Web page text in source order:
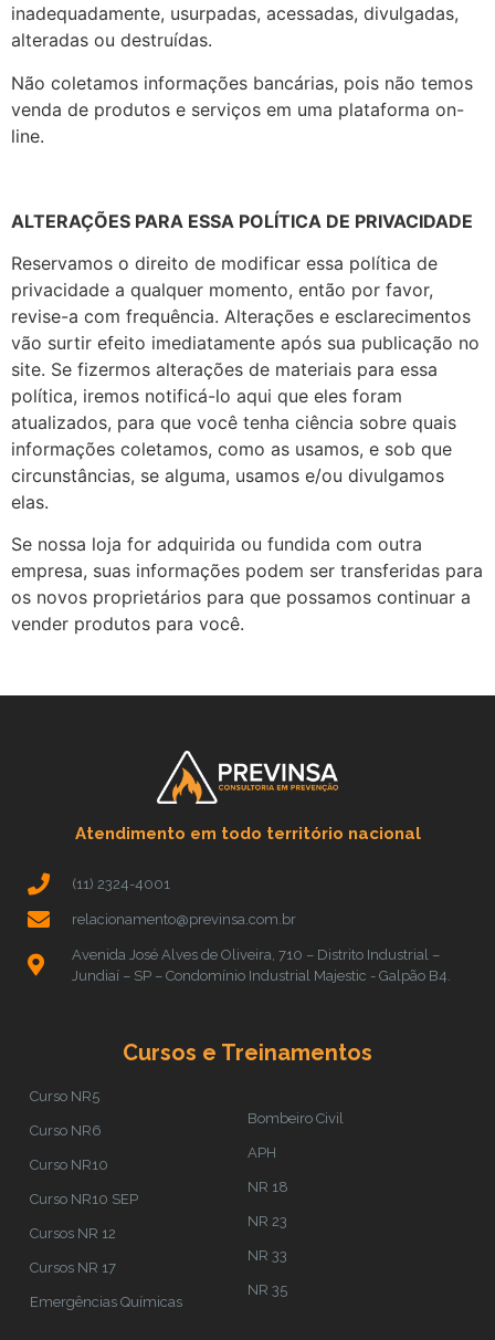
inadequadamente, usurpadas, acessadas, divulgadas,
alteradas ou destruídas.
Não coletamos informações bancárias, pois não temos
venda de produtos e serviços em uma plataforma on-
line.
ALTERAÇÕES PARA ESSA POLÍTICA DE PRIVACIDADE
Reservamos o direito de modificar essa política de
privacidade a qualquer momento, então por favor,
revise-a com frequência. Alterações e esclarecimentos
vão surtir efeito imediatamente após sua publicação no
site. Se fizermos alterações de materiais para essa
política, iremos notificá-lo aqui que eles foram
atualizados, para que você tenha ciência sobre quais
informações coletamos, como as usamos, e sob que
circunstâncias, se alguma, usamos e/ou divulgamos
elas.
Se nossa loja for adquirida ou fundida com outra
empresa, suas informações podem ser transferidas para
os novos proprietários para que possamos continuar a
vender produtos para você.
Atendimento em todo território nacional
(11) 2324-4001
relacionamento@previnsa.com.br
Avenida José Alves de Oliveira, 710 – Distrito Industrial –
Jundiaí – SP – Condomínio Industrial Majestic - Galpão B4.
Cursos e Treinamentos
Curso NR5
Curso NR6
Curso NR10
Curso NR10 SEP
Cursos NR 12
Cursos NR 17
Emergências Químicas
Bombeiro Civil
APH
NR 18
NR 23
NR 33
NR 35